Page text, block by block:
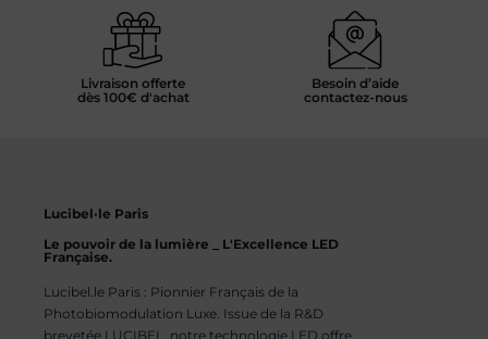
Livraison offerte
dès 100€ d'achat
Besoin d’aide
contactez-nous
Lucibel·le Paris
Le pouvoir de la lumière _ L'Excellence LED
Française.
Lucibel.le Paris : Pionnier Français de la
Photobiomodulation Luxe. Issue de la R&D
brevetée LUCIBEL, notre technologie LED offre